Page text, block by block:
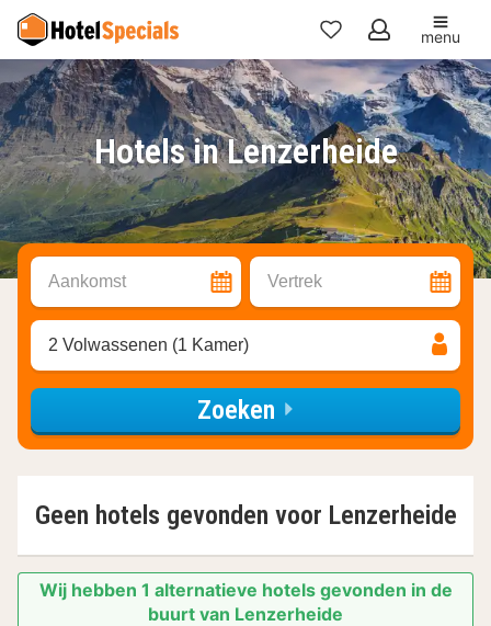
Mijn
favorieten
menu
Hotels in Lenzerheide
Aankomst Vertrek
2 Volwassenen (1 Kamer)
Zoeken
Geen hotels gevonden voor Lenzerheide
Wij hebben 1 alternatieve hotels gevonden in de
buurt van Lenzerheide